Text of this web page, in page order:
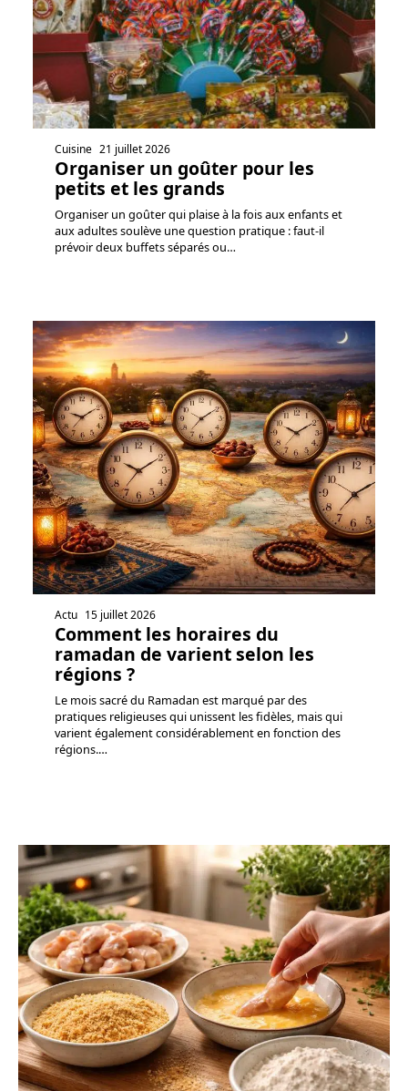
Cuisine 21 juillet 2026
Organiser un goûter pour les
petits et les grands
Organiser un goûter qui plaise à la fois aux enfants et
aux adultes soulève une question pratique : faut-il
prévoir deux buffets séparés ou…
Actu 15 juillet 2026
Comment les horaires du
ramadan de varient selon les
régions ?
Le mois sacré du Ramadan est marqué par des
pratiques religieuses qui unissent les fidèles, mais qui
varient également considérablement en fonction des
régions.…